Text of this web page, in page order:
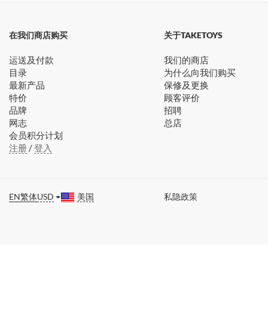
在我们商店购买
运送及付款
目录
最新产品
特价
品牌
网志
会员积分计划
注册/登入
关于TAKETOYS
我们的商店
为什么向我们购买
保修及更换
顾客评价
招聘
总店
EN繁体USD 美国 私隐政策